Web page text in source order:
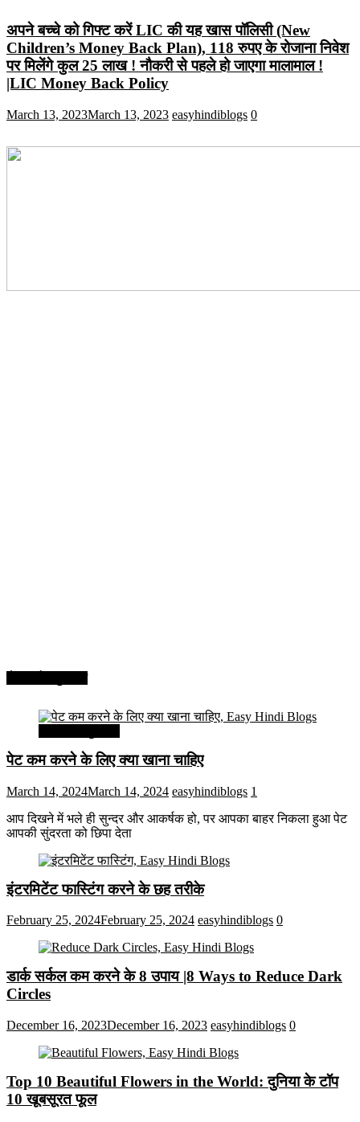
अपने बच्चे को गिफ्ट करें LIC की यह खास पॉलिसी (New
Children’s Money Back Plan), 118 रुपए के रोजाना निवेश
पर मिलेंगे कुल 25 लाख ! नौकरी से पहले हो जाएगा मालामाल !
|LIC Money Back Policy
March 13, 2023March 13, 2023 easyhindiblogs 0
पेट कम करने के लिए क्या खाना चाहिए
March 14, 2024March 14, 2024 easyhindiblogs 1
आप दिखने में भले ही सुन्दर और आकर्षक हो, पर आपका बाहर निकला हुआ पेट
आपकी सुंदरता को छिपा देता
इंटरमिटेंट फास्टिंग करने के छह तरीके
February 25, 2024February 25, 2024 easyhindiblogs 0
डार्क सर्कल कम करने के 8 उपाय |8 Ways to Reduce Dark
Circles
December 16, 2023December 16, 2023 easyhindiblogs 0
Top 10 Beautiful Flowers in the World: दुनिया के टॉप
10 खूबसूरत फूल